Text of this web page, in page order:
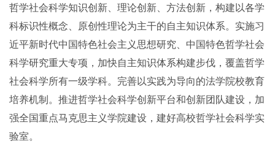
哲学社会科学知识创新、理论创新、方法创新，构建以各学
科标识性概念、原创性理论为主干的自主知识体系。实施习
近平新时代中国特色社会主义思想研究、中国特色哲学社会
科学研究重大专项，加快自主知识体系构建步伐，覆盖哲学
社会科学所有一级学科。完善以实践为导向的法学院校教育
培养机制。推进哲学社会科学创新平台和创新团队建设，加
强全国重点马克思主义学院建设，建好高校哲学社会科学实
验室。